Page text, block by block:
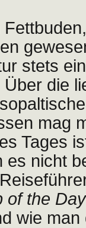
stets
die
mag
Tages
es nicht
of the
wie man